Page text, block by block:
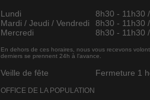
Lundi
8h30 - 11h30
Mardi / Jeudi / Vendredi
8h30 - 11h30
Mercredi
8h30 - 11h30
En dehors de ces horaires, nous vous recevons
derniers se prennent 24h à l’avance.
Veille de fête Fermeture 1
OFFICE DE LA POPULATION